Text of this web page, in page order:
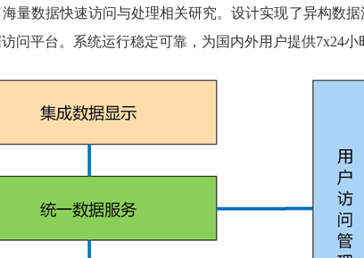
量数据快速访问与处理相关研究。设计实现了异构数
问平台。系统运行稳定可靠，为国内外用户提供7x24小